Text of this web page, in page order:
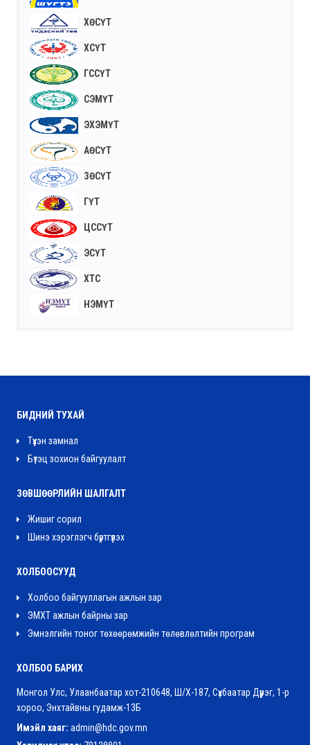
ХӨСҮТ
ХСҮТ
ГССҮТ
СЭМҮТ
ЭХЭМҮТ
АӨСҮТ
ЗӨСҮТ
ГҮТ
ЦССҮТ
ЭСҮТ
ХТС
НЭМҮТ
БИДНИЙ ТУХАЙ
Түүхэн замнал
Бүтэц зохион байгуулалт
ЗӨВШӨӨРЛИЙН ШАЛГАЛТ
Жишиг сорил
Шинэ хэрэглэгч бүртгүүлэх
ХОЛБООСУУД
Холбоо байгууллагын ажлын зар
ЭМХТ ажлын байрны зар
Эмнэлгийн тоног төхөөрөмжийн төлөвлөлтийн програм
ХОЛБОО БАРИХ
Монгол Улс, Улаанбаатар хот-210648, Ш/Х-187, Сүхбаатар Дүүрэг, 1-р
хороо, Энхтайвны гудамж-13Б
Имэйл хаяг: admin@hdc.gov.mn